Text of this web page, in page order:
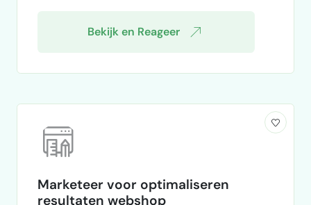
Bekijk en Reageer
Marketeer voor optimaliseren
resultaten webshop